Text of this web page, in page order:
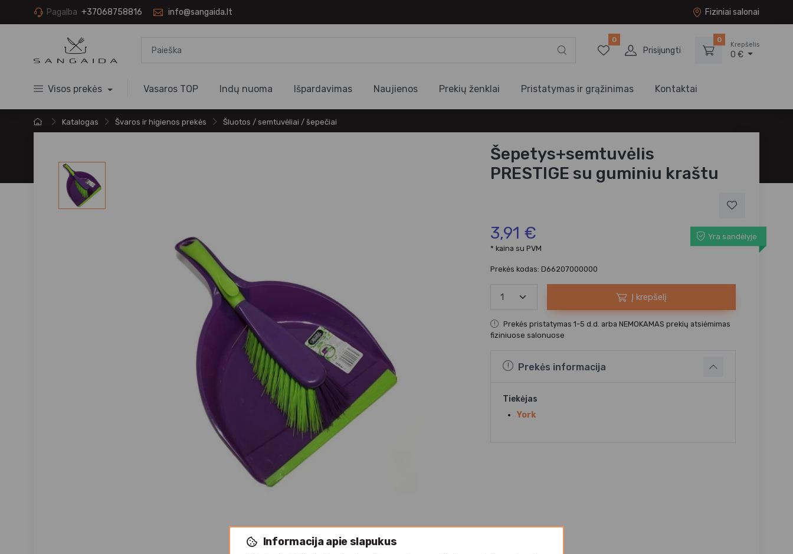
Informacija apie slapukus
Pagalba +37068758816 info@sangaida.lt Fiziniai salonai
0
Prisijungti
0
Krepšelis
0 €
Visos prekės Vasaros TOP Indų nuoma Išpardavimas Naujienos Prekių ženklai Pristatymas ir grąžinimas Kontaktai
Katalogas Švaros ir higienos prekės Šluotos / semtuvėliai / šepečiai
Šepetys+semtuvėlis
PRESTIGE su guminiu kraštu
3,91 €
Yra sandėlyje
* kaina su PVM
Prekės kodas: D66207000000
Į krepšelį
Prekės pristatymas 1-5 d.d. arba NEMOKAMAS prekių atsiėmimas
fiziniuose salonuose
Prekės informacija
Tiekėjas
York